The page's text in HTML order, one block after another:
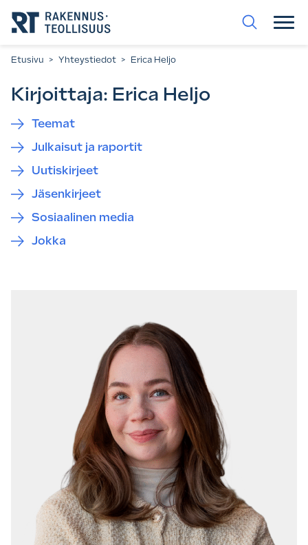
suoraan
sisältöön.
Etusivu > Yhteystiedot > Erica Heljo
Kirjoittaja: Erica Heljo
Teemat
Julkaisut ja raportit
Uutiskirjeet
Jäsenkirjeet
Sosiaalinen media
Jokka